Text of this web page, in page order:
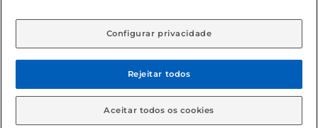
aviso prévio. O valor mínimo para as compras on-line é de
© 2026 Copyright. Todos os direitos
reservados Gbarbosa.
Configurar privacidade
Rejeitar todos
Aceitar todos os cookies